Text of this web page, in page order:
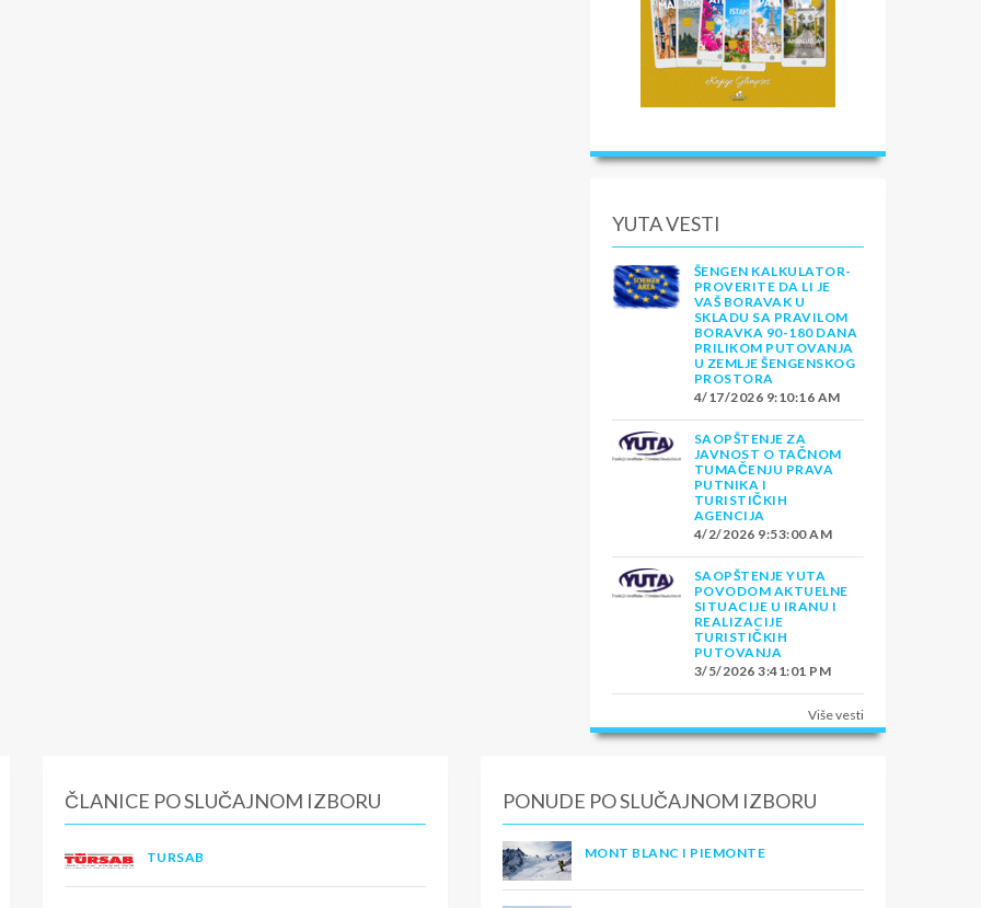
YUTA VESTI
ŠENGEN KALKULATOR-
PROVERITE DA LI JE
VAŠ BORAVAK U
SKLADU SA PRAVILOM
BORAVKA 90-180 DANA
PRILIKOM PUTOVANJA
U ZEMLJE ŠENGENSKOG
PROSTORA
4/17/2026 9:10:16 AM
SAOPŠTENJE ZA
JAVNOST O TAČNOM
TUMAČENJU PRAVA
PUTNIKA I
TURISTIČKIH
AGENCIJA
4/2/2026 9:53:00 AM
SAOPŠTENJE YUTA
POVODOM AKTUELNE
SITUACIJE U IRANU I
REALIZACIJE
TURISTIČKIH
PUTOVANJA
3/5/2026 3:41:01 PM
Više vesti
ČLANICE PO SLUČAJNOM IZBORU
TURSAB
PONUDE PO SLUČAJNOM IZBORU
MONT BLANC I PIEMONTE